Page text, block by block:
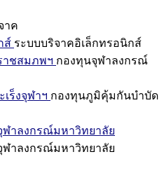
าค
ส์ ระบบบริจาคอิเล็กทรอนิกส์
าชสมภพฯ กองทุนจุฬาลงกรณ์
ร็งจุฬาฯ กองทุนภูมิคุ้มกันบำบัด
ฬาลงกรณ์มหาวิทยาลัย
ฬาลงกรณ์มหาวิทยาลัย